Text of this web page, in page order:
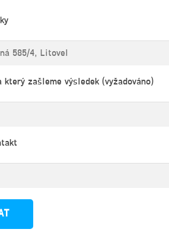
který zašleme výsledek (vyžadováno)